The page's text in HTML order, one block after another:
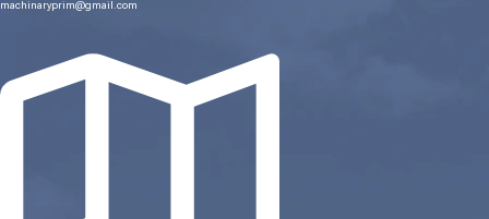
machinaryprim@gmail.com